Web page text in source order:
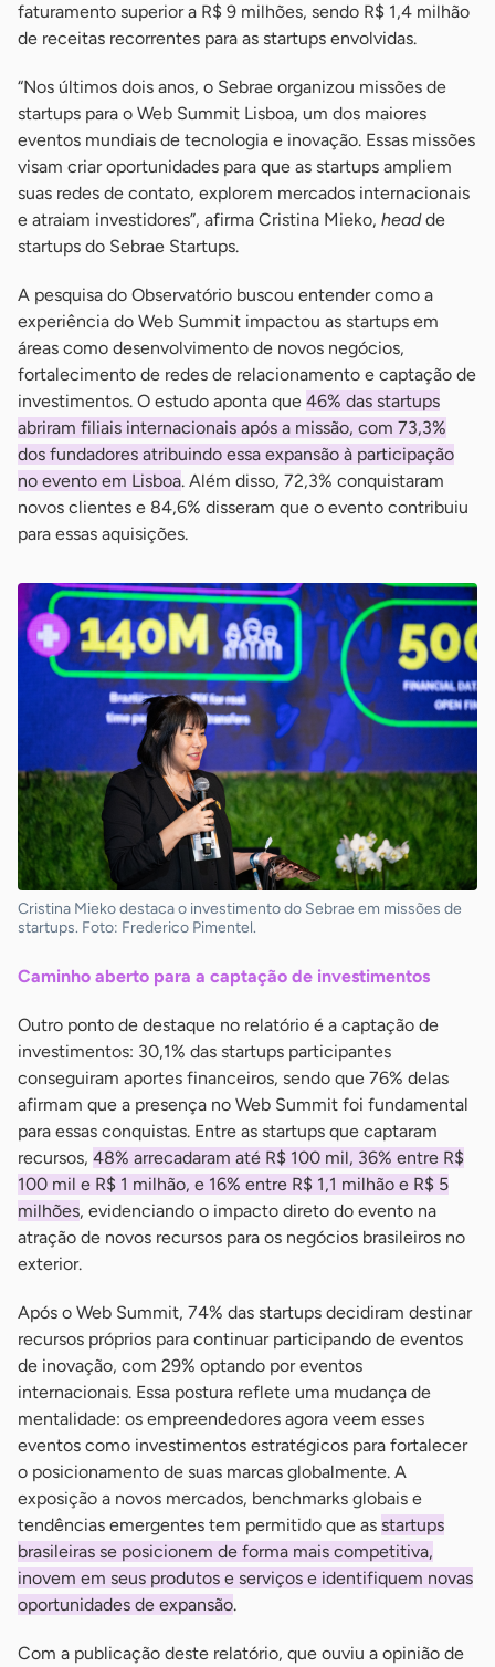
faturamento superior a R$ 9 milhões, sendo R$ 1,4 milhão
de receitas recorrentes para as startups envolvidas.
“Nos últimos dois anos, o Sebrae organizou missões de
startups para o Web Summit Lisboa, um dos maiores
eventos mundiais de tecnologia e inovação. Essas missões
visam criar oportunidades para que as startups ampliem
suas redes de contato, explorem mercados internacionais
e atraiam investidores”, afirma Cristina Mieko, headde
startups do Sebrae Startups.
A pesquisa do Observatório buscou entender como a
experiência do Web Summit impactou as startups em
áreas como desenvolvimento de novos negócios,
fortalecimento de redes de relacionamento e captação de
investimentos. O estudo aponta que 46% das startups
abriram filiais internacionais após a missão, com 73,3%
dos fundadores atribuindo essa expansão à participação
no evento em Lisboa. Além disso, 72,3% conquistaram
novos clientes e 84,6% disseram que o evento contribuiu
para essas aquisições.
Cristina Mieko destaca o investimento do Sebrae em missões de
startups. Foto: Frederico Pimentel.
Caminho aberto para a captação de investimentos
Outro ponto de destaque no relatório é a captação de
investimentos: 30,1% das startups participantes
conseguiram aportes financeiros, sendo que 76% delas
afirmam que a presença no Web Summit foi fundamental
para essas conquistas. Entre as startups que captaram
recursos, 48% arrecadaram até R$ 100 mil, 36% entre R$
100 mil e R$ 1 milhão, e 16% entre R$ 1,1 milhão e R$ 5
milhões, evidenciando o impacto direto do evento na
atração de novos recursos para os negócios brasileiros no
exterior.
Após o Web Summit, 74% das startups decidiram destinar
recursos próprios para continuar participando de eventos
de inovação, com 29% optando por eventos
internacionais. Essa postura reflete uma mudança de
mentalidade: os empreendedores agora veem esses
eventos como investimentos estratégicos para fortalecer
o posicionamento de suas marcas globalmente. A
exposição a novos mercados, benchmarks globais e
tendências emergentes tem permitido que as startups
brasileiras se posicionem de forma mais competitiva,
inovem em seus produtos e serviços e identifiquem novas
oportunidades de expansão.
Com a publicação deste relatório, que ouviu a opinião de